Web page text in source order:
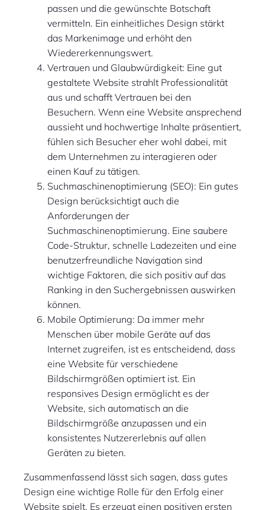
passen und die gewünschte Botschaft
vermitteln. Ein einheitliches Design stärkt
das Markenimage und erhöht den
Wiedererkennungswert.
Vertrauen und Glaubwürdigkeit: Eine gut
gestaltete Website strahlt Professionalität
aus und schafft Vertrauen bei den
Besuchern. Wenn eine Website ansprechend
aussieht und hochwertige Inhalte präsentiert,
fühlen sich Besucher eher wohl dabei, mit
dem Unternehmen zu interagieren oder
einen Kauf zu tätigen.
Suchmaschinenoptimierung (SEO): Ein gutes
Design berücksichtigt auch die
Anforderungen der
Suchmaschinenoptimierung. Eine saubere
Code-Struktur, schnelle Ladezeiten und eine
benutzerfreundliche Navigation sind
wichtige Faktoren, die sich positiv auf das
Ranking in den Suchergebnissen auswirken
können.
Mobile Optimierung: Da immer mehr
Menschen über mobile Geräte auf das
Internet zugreifen, ist es entscheidend, dass
eine Website für verschiedene
Bildschirmgrößen optimiert ist. Ein
responsives Design ermöglicht es der
Website, sich automatisch an die
Bildschirmgröße anzupassen und ein
konsistentes Nutzererlebnis auf allen
Geräten zu bieten.
Zusammenfassend lässt sich sagen, dass gutes
Design eine wichtige Rolle für den Erfolg einer
Website spielt. Es erzeugt einen positiven ersten